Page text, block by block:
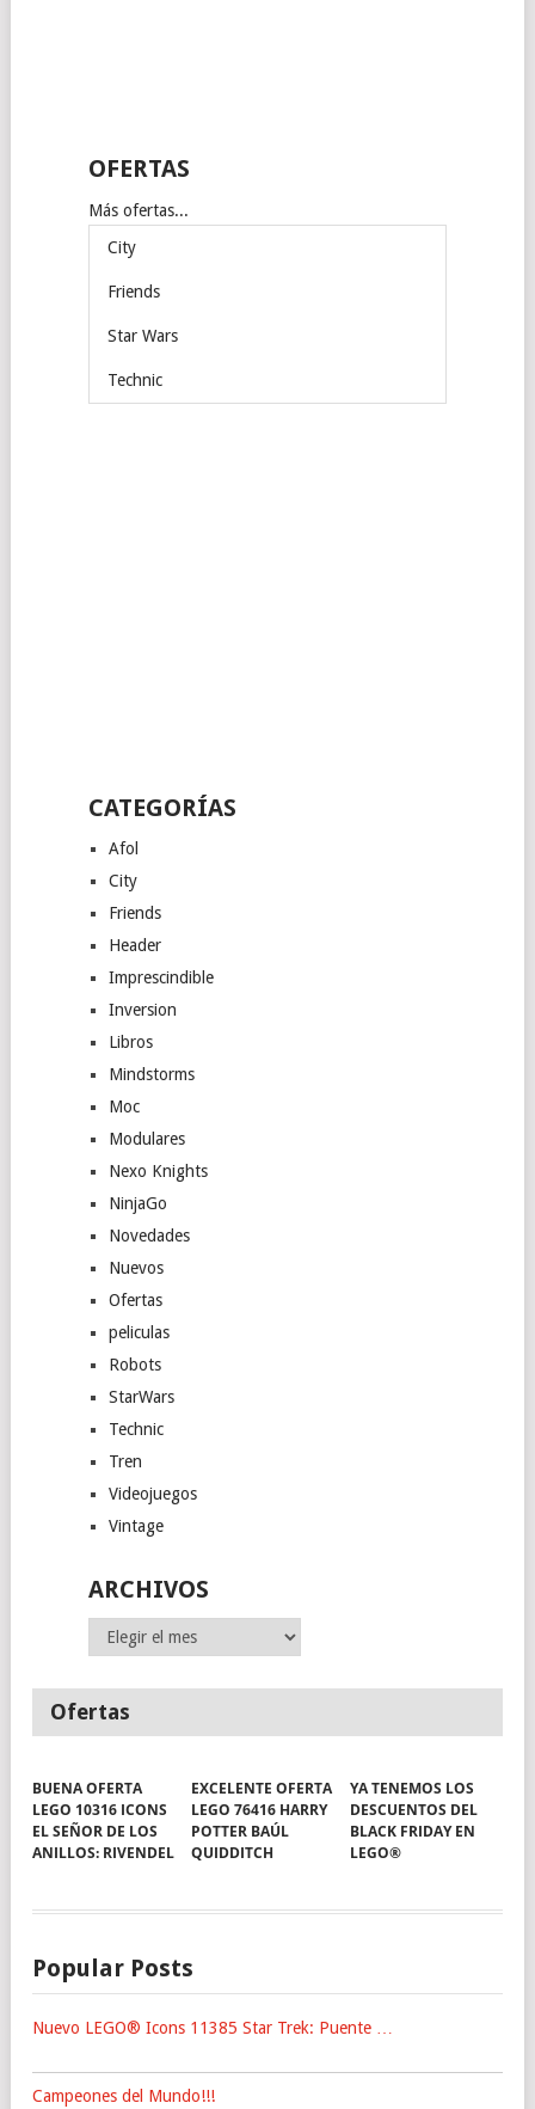
OFERTAS
Más ofertas...
City
Friends
Star Wars
Technic
CATEGORÍAS
Afol
City
Friends
Header
Imprescindible
Inversion
Libros
Mindstorms
Moc
Modulares
Nexo Knights
NinjaGo
Novedades
Nuevos
Ofertas
peliculas
Robots
StarWars
Technic
Tren
Videojuegos
Vintage
ARCHIVOS
Archivos
Ofertas
BUENA OFERTA
LEGO 10316 ICONS
EL SEÑOR DE LOS
ANILLOS: RIVENDEL
EXCELENTE OFERTA
LEGO 76416 HARRY
POTTER BAÚL
QUIDDITCH
YA TENEMOS LOS
DESCUENTOS DEL
BLACK FRIDAY EN
LEGO®
Popular Posts
Nuevo LEGO® Icons 11385 Star Trek: Puente …
Campeones del Mundo!!!